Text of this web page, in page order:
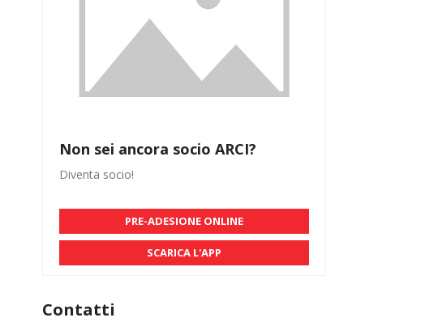
Non sei ancora socio ARCI?
Diventa socio!
PRE-ADESIONE ONLINE
SCARICA L'APP
Contatti